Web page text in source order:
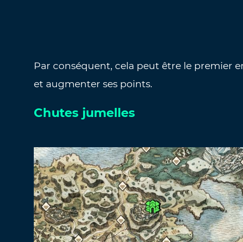
Par conséquent, cela peut être le premier
et augmenter ses points.
Chutes jumelles